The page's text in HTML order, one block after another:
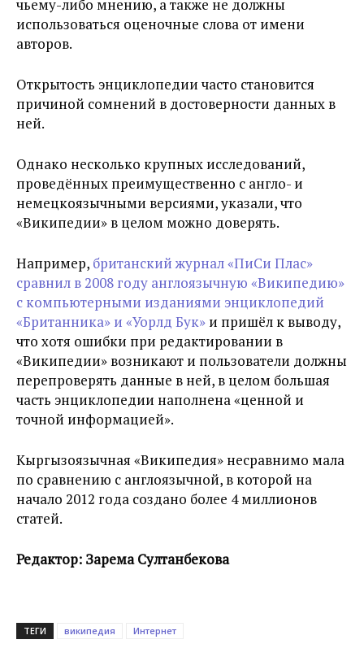
чьему-либо мнению, а также не должны
использоваться оценочные слова от имени
авторов.
Открытость энциклопедии часто становится
причиной сомнений в достоверности данных в
ней.
Однако несколько крупных исследований,
проведённых преимущественно с англо- и
немецкоязычными версиями, указали, что
«Википедии» в целом можно доверять.
Например, британский журнал «ПиСи Плас»
сравнил в 2008 году англоязычную «Википедию»
с компьютерными изданиями энциклопедий
«Британника» и «Уорлд Бук» и пришёл к выводу,
что хотя ошибки при редактировании в
«Википедии» возникают и пользователи должны
перепроверять данные в ней, в целом большая
часть энциклопедии наполнена «ценной и
точной информацией».
Кыргызоязычная «Википедия» несравнимо мала
по сравнению с англоязычной, в которой на
начало 2012 года создано более 4 миллионов
статей.
Редактор: Зарема Султанбекова
ТЕГИ википедия Интернет